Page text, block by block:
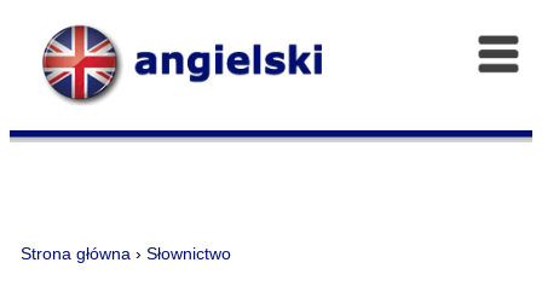
Strona główna› Słownictwo